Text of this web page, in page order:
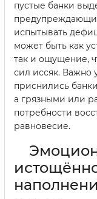
пустые банки
испытывать
может быть как
так и ощущение,
сил иссяк. Важно
приснились
а грязными или
потребности
равновесие.